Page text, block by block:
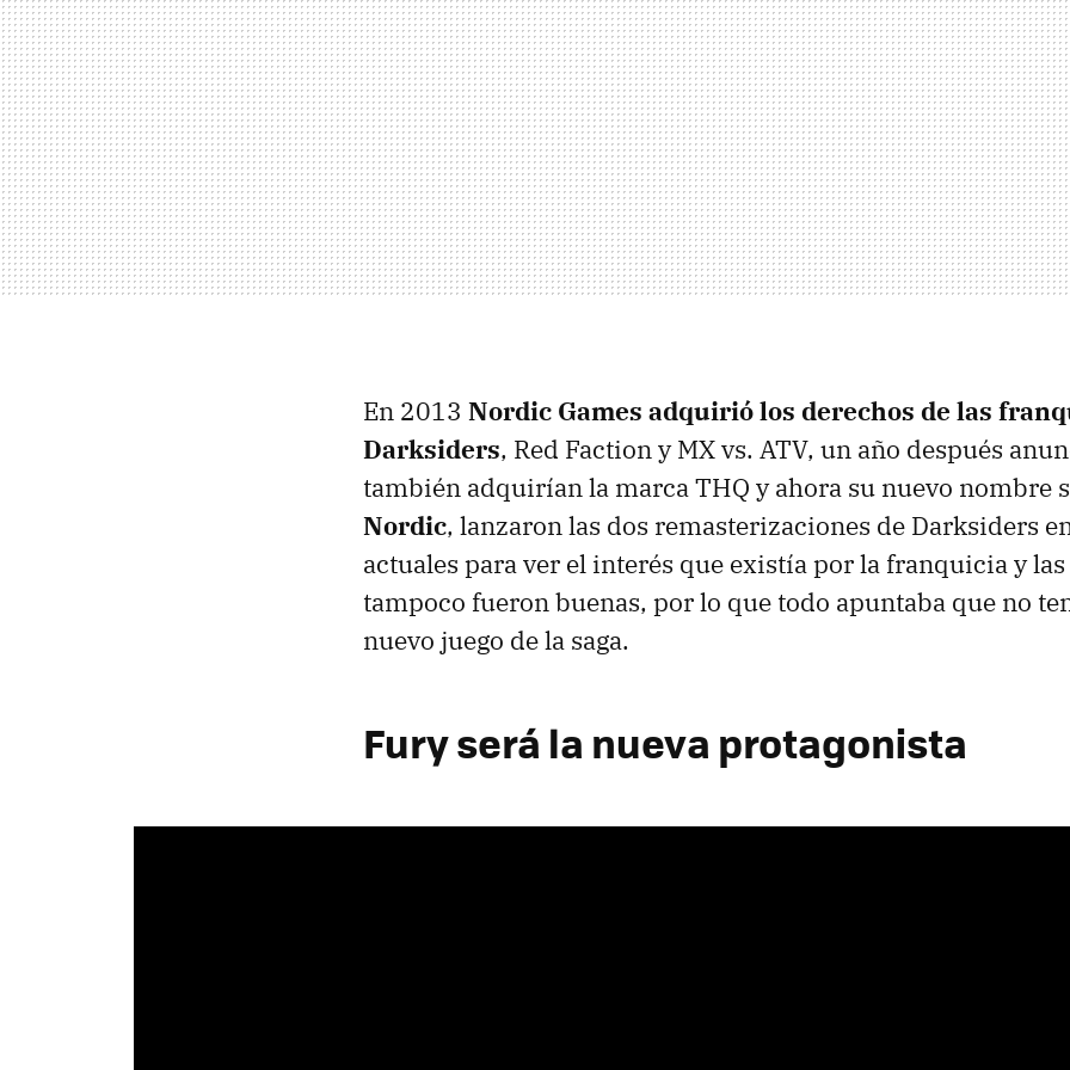
En 2013 Nordic Games adquirió los derechos de las
Darksiders, Red Faction y MX vs. ATV, un año después
también adquirían la marca THQ y ahora su nuevo nombre
Nordic, lanzaron las dos remasterizaciones de Darksiders
actuales para ver el interés que existía por la franquicia y las
tampoco fueron buenas, por lo que todo apuntaba que no
nuevo juego de la saga.
Fury será la nueva protagonista